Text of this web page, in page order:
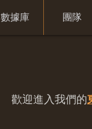
數據庫 團隊
歡迎進入我們的